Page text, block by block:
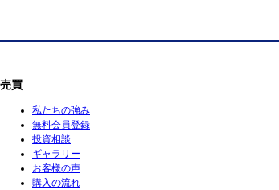
売買
私たちの強み
無料会員登録
投資相談
ギャラリー
お客様の声
購入の流れ